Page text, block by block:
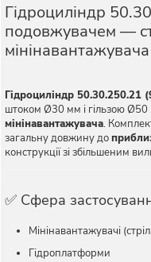
Гідроциліндр
подовжувачем —
мінінавантажувача
Гідроциліндр 50.30.250.21
штоком Ø30 мм і гільзою
мінінавантажувача.
загальну довжину до
конструкції зі збільшеним
✅ Сфера
Мінінавантажувачі
Гідроплатформи